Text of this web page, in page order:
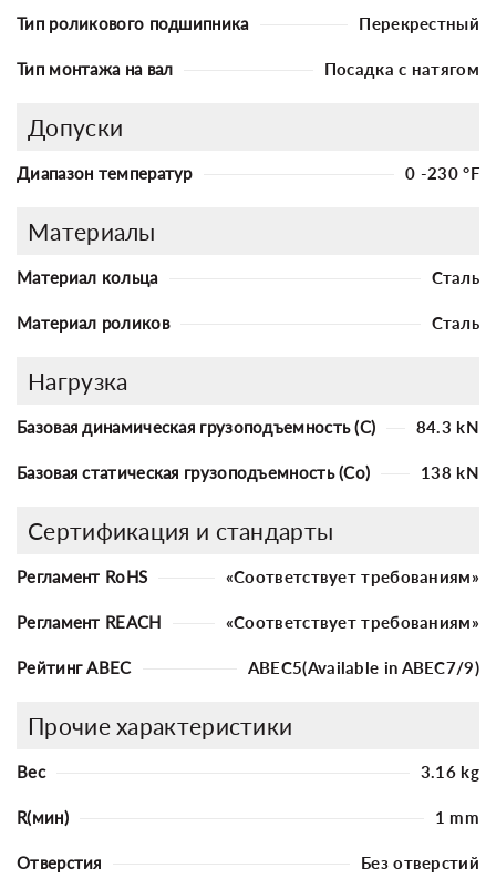
Тип роликового подшипника Перекрестный
Тип монтажа на вал Посадка с натягом
Допуски
Диапазон температур 0 -230 °F
Материалы
Материал кольца Сталь
Материал роликов Сталь
Нагрузка
Базовая динамическая грузоподъемность (C) 84.3 kN
Базовая статическая грузоподъемность (Co) 138 kN
Сертификация и стандарты
Регламент RoHS «Соответствует требованиям»
Регламент REACH «Соответствует требованиям»
Рейтинг ABEC ABEC5(Available in ABEC7/9)
Прочие характеристики
Вес 3.16 kg
R(мин) 1 mm
Отверстия Без отверстий